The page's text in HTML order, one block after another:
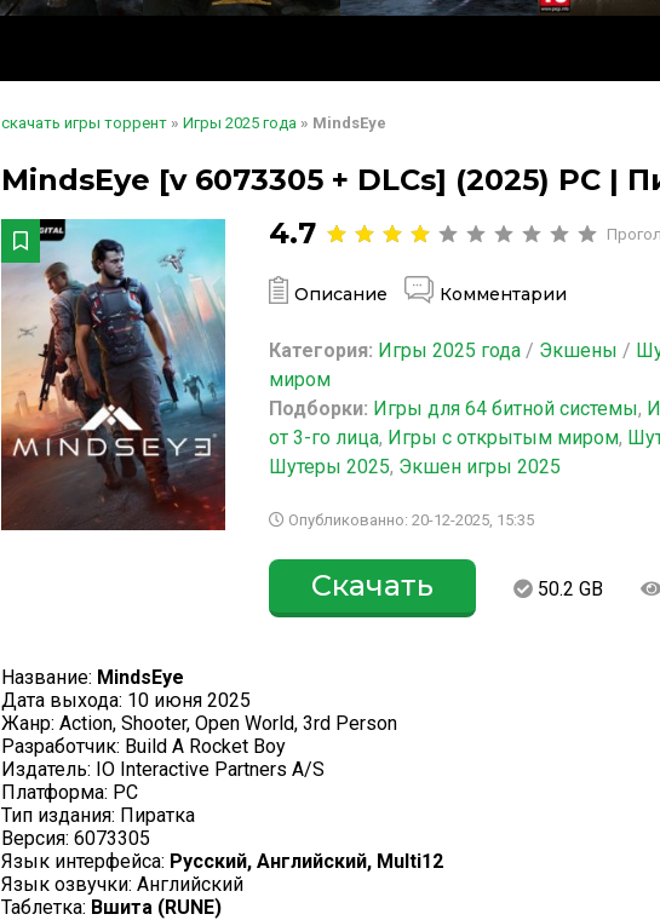
скачать игры торрент » Игры 2025 года » MindsEye
MindsEye [v 6073305 + DLCs] (2025) PC |
4.7
Описание Комментарии
Категория: Игры 2025 года / Экшены /
миром
Подборки: Игры для 64 битной системы,
от 3-го лица, Игры с открытым миром,
Шутеры 2025, Экшен игры 2025
Опубликованно: 20-12-2025, 15:35
Скачать 50.2 GB
Название: MindsEye
Дата выхода: 10 июня 2025
Жанр: Action, Shooter, Open World, 3rd Person
Разработчик: Build A Rocket Boy
Издатель: IO Interactive Partners A/S
Платформа: PC
Тип издания: Пиратка
Версия: 6073305
Язык интерфейса: Русский, Английский, Multi12
Язык озвучки: Английский
Таблетка: Вшита (RUNE)